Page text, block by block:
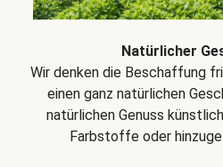
Natürlicher
Wir denken die Beschaffung
einen ganz natürlichen
natürlichen Genuss
Farbstoffe oder